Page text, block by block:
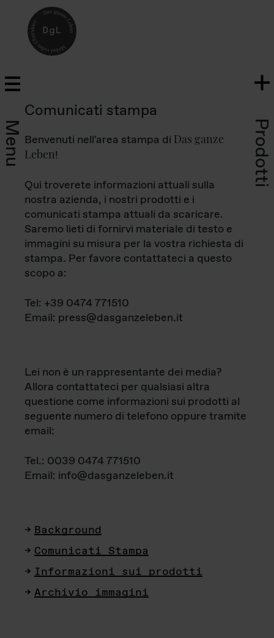
Menu Prodotti
Comunicati stampa
Benvenuti nell'area stampa di Das ganze
Leben!
Qui troverete informazioni attuali sulla
nostra azienda, i nostri prodotti e i
comunicati stampa attuali da scaricare.
Saremo lieti di fornirvi materiale di testo e
immagini su misura per la vostra richiesta di
stampa. Per favore contattateci a questo
scopo a:
Tel: +39 0474 771510
Email: press@dasganzeleben.it
Lei non è un rappresentante dei media?
Allora contattateci per qualsiasi altra
questione come informazioni sui prodotti al
seguente numero di telefono oppure tramite
email:
Tel.: 0039 0474 771510
Email: info@dasganzeleben.it
Background
Comunicati Stampa
Informazioni sui prodotti
Archivio immagini